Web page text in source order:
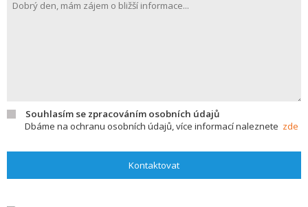
Souhlasím se zpracováním osobních údajů
Dbáme na ochranu osobních údajů, více informací naleznete zde
Kontaktovat